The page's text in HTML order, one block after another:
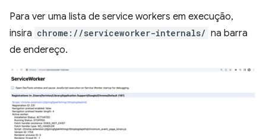
Para ver uma lista de service workers em execução,
insira chrome://serviceworker-internals/ na barra
de endereço.